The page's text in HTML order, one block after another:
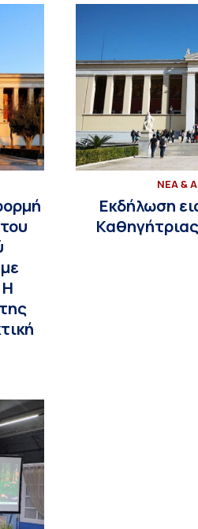
Η
ΝΕΑ &
Εκδήλωση